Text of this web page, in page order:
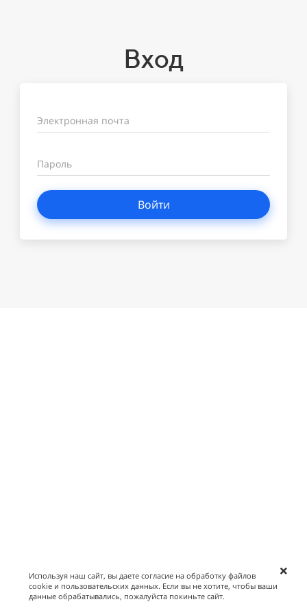
Вход
Электронная почта
Пароль
Войти
Используя наш сайт, вы даете согласие на обработку файлов
cookie и пользовательских данных. Если вы не хотите, чтобы ваши
данные обрабатывались, пожалуйста покиньте сайт.